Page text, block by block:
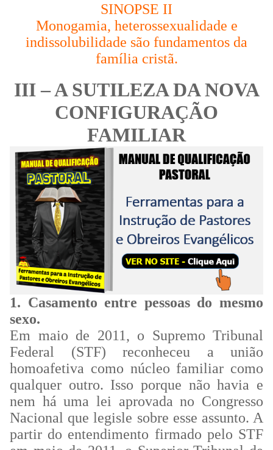
SINOPSE II
Monogamia, heterossexualidade e
indissolubilidade são fundamentos da
família cristã.
III – A SUTILEZA DA NOVA
CONFIGURAÇÃO
FAMILIAR
1. Casamento entre pessoas do mesmo
sexo.
Em maio de 2011, o Supremo Tribunal
Federal (STF) reconheceu a união
homoafetiva como núcleo familiar como
qualquer outro. Isso porque não havia e
nem há uma lei aprovada no Congresso
Nacional que legisle sobre esse assunto. A
partir do entendimento firmado pelo STF